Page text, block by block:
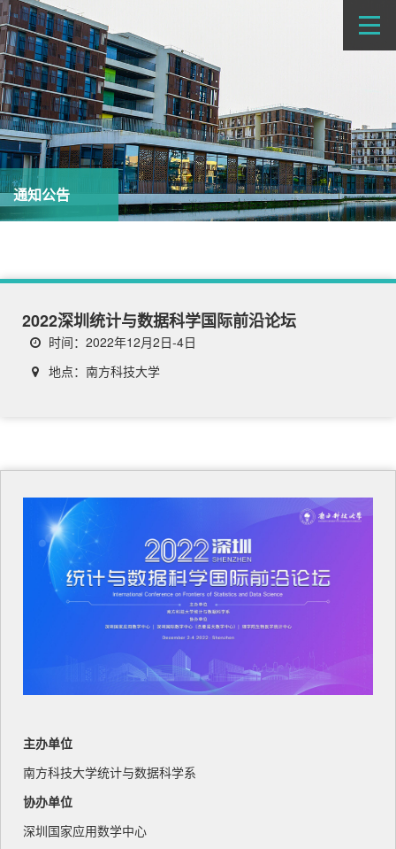
通知公告
2022深圳统计与数据科学国际前沿论坛
时间：2022年12月2日-4日
地点：南方科技大学
主办单位
南方科技大学统计与数据科学系
协办单位
深圳国家应用数学中心